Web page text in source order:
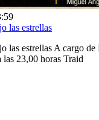
las estrellas
las estrellas A cargo
las 23,00 horas Traid